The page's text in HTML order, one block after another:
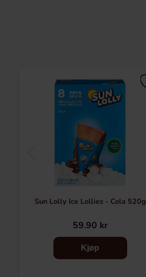
Sun Lolly Ice Lollies - Cola 520g
59.90 kr
Kjøp